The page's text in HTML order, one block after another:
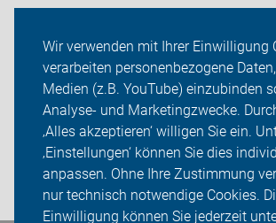
Wir verwenden mit Ihrer Einwilligung
verarbeiten personenbezogene
Medien (z.B. YouTube) einzubinden
Analyse- und Marketingzwecke.
‚Alles akzeptieren‘ willigen Sie ein.
‚Einstellungen‘ können Sie dies
anpassen. Ohne Ihre Zustimmung
nur technisch notwendige Cookies.
Einwilligung können Sie jederzeit
ADFC Berlin
Sei dabei
Presse
Login